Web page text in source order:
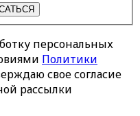
персональных
Политики
свое согласие
рассылки